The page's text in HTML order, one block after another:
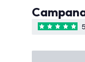
5 estrellas de